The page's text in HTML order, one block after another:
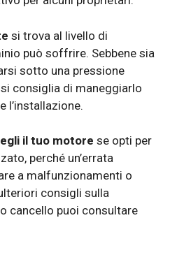
si trova al livello di
può soffrire. Sebbene sia
sotto una pressione
consiglia di maneggiarlo
l’installazione.
il tuo motore se opti per
perché un’errata
a malfunzionamenti o
consigli sulla
cancello puoi consultare